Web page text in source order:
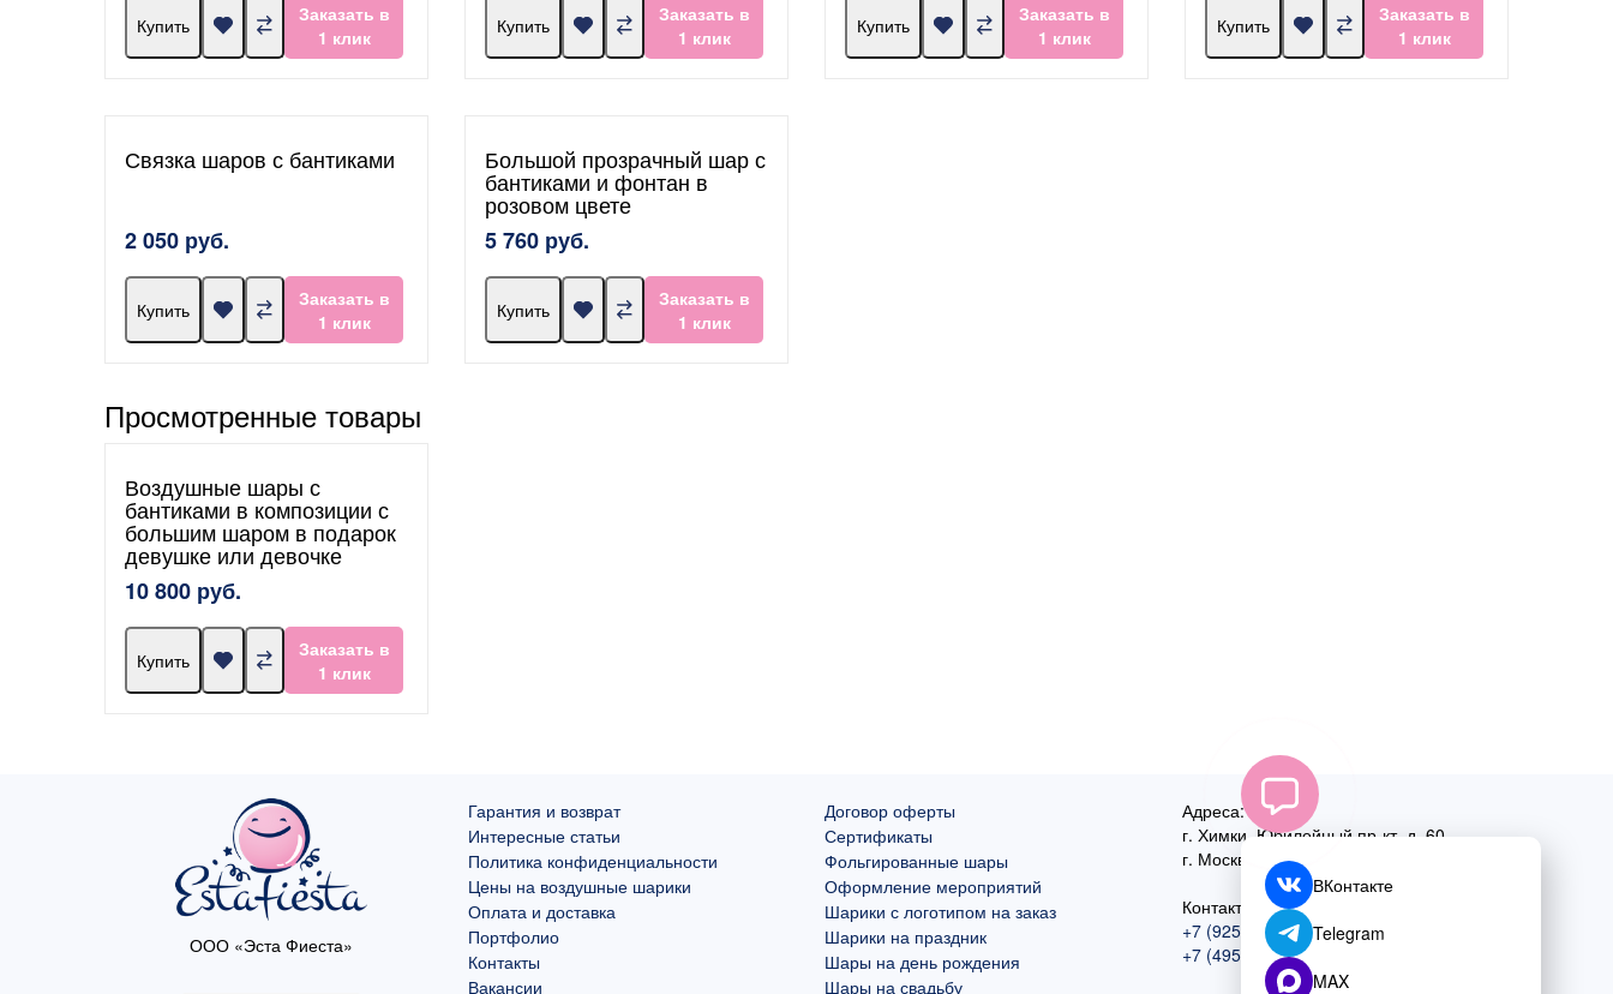
Купить
Заказать в
1 клик
Купить
Заказать в
1 клик
Купить
Заказать в
1 клик
Купить
Заказать в
1 клик
Связка шаров с бантиками
2 050 руб.
Купить
Заказать в
1 клик
Большой прозрачный шар с
бантиками и фонтан в
розовом цвете
5 760 руб.
Купить
Заказать в
1 клик
Просмотренные товары
Воздушные шары с
бантиками в композиции с
большим шаром в подарок
девушке или девочке
10 800 руб.
Купить
Заказать в
1 клик
ООО «Эста Фиеста»
Гарантия и возврат
Интересные статьи
Политика конфиденциальности
Цены на воздушные шарики
Оплата и доставка
Портфолио
Контакты
Вакансии
Договор оферты
Сертификаты
Фольгированные шары
Оформление мероприятий
Шарики с логотипом на заказ
Шарики на праздник
Шары на день рождения
Шары на свадьбу
Адреса:
г. Химки, Юбилейный пр-кт, д. 60
г. Москва
ул. Перовская, д. 59
Контактный номер:
+7 (925) 585-74-27
+7 (495) 970-44-75
ВКонтакте
Telegram
MAX